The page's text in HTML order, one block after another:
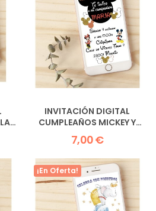
INVITACIÓN DIGITAL
CUMPLEAÑOS MICKEY Y
MINNIE
7,00 €
¡En Oferta!